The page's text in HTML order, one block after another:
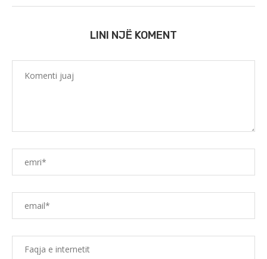
LINI NJË KOMENT